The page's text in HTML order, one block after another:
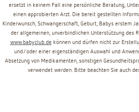
ersetzt in keinem Fall eine persönliche Beratung,
einen approbierten Arzt. Die bereit gestellten
Kinderwunsch, Schwangerschaft, Geburt, Babys erstem
der allgemeinen, unverbindlichen Unterstützung des
www.babyclub.de können und dürfen nicht zur
und/oder einer eigenständigen Auswahl und
Absetzung von Medikamenten, sonstigen
verwendet werden. Bitte beachten Sie auch